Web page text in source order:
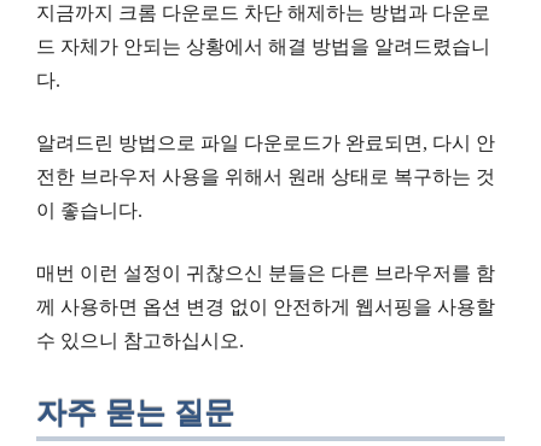
지금까지 크롬 다운로드 차단 해제하는 방법과 다운로
드 자체가 안되는 상황에서 해결 방법을 알려드렸습니
다.
알려드린 방법으로 파일 다운로드가 완료되면, 다시 안
전한 브라우저 사용을 위해서 원래 상태로 복구하는 것
이 좋습니다.
매번 이런 설정이 귀찮으신 분들은 다른 브라우저를 함
께 사용하면 옵션 변경 없이 안전하게 웹서핑을 사용할
수 있으니 참고하십시오.
자주 묻는 질문